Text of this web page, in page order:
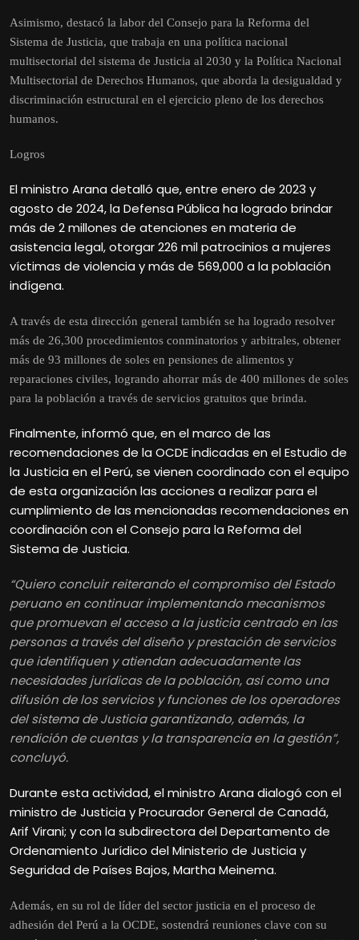
Asimismo, destacó la labor del Consejo para la Reforma del
Sistema de Justicia, que trabaja en una política nacional
multisectorial del sistema de Justicia al 2030 y la Política Nacional
Multisectorial de Derechos Humanos, que aborda la desigualdad y
discriminación estructural en el ejercicio pleno de los derechos
humanos.
Logros
El ministro Arana detalló que, entre enero de 2023 y
agosto de 2024, la Defensa Pública ha logrado brindar
más de 2 millones de atenciones en materia de
asistencia legal, otorgar 226 mil patrocinios a mujeres
víctimas de violencia y más de 569,000 a la población
indígena.
A través de esta dirección general también se ha logrado resolver
más de 26,300 procedimientos conminatorios y arbitrales, obtener
más de 93 millones de soles en pensiones de alimentos y
reparaciones civiles, logrando ahorrar más de 400 millones de soles
para la población a través de servicios gratuitos que brinda.
Finalmente, informó que, en el marco de las
recomendaciones de la OCDE indicadas en el Estudio de
la Justicia en el Perú, se vienen coordinado con el equipo
de esta organización las acciones a realizar para el
cumplimiento de las mencionadas recomendaciones en
coordinación con el Consejo para la Reforma del
Sistema de Justicia.
“Quiero concluir reiterando el compromiso del Estado
peruano en continuar implementando mecanismos
que promuevan el acceso a la justicia centrado en las
personas a través del diseño y prestación de servicios
que identifiquen y atiendan adecuadamente las
necesidades jurídicas de la población, así como una
difusión de los servicios y funciones de los operadores
del sistema de Justicia garantizando, además, la
rendición de cuentas y la transparencia en la gestión”,
concluyó.
Durante esta actividad, el ministro Arana dialogó con el
ministro de Justicia y Procurador General de Canadá,
Arif Virani; y con la subdirectora del Departamento de
Ordenamiento Jurídico del Ministerio de Justicia y
Seguridad de Países Bajos, Martha Meinema.
Además, en su rol de líder del sector justicia en el proceso de
adhesión del Perú a la OCDE, sostendrá reuniones clave con su